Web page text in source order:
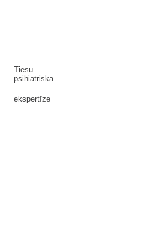
Tiesu
psihiatriskā
ekspertīze